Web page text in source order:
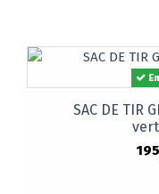
SAC DE TIR